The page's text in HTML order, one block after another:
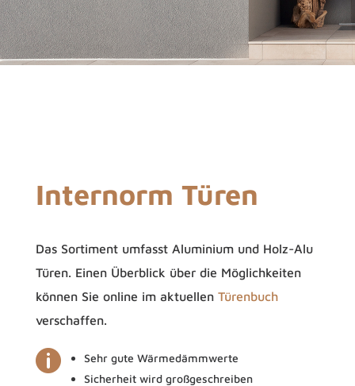
Internorm Türen
Das Sortiment umfasst Aluminium und Holz-Alu
Türen. Einen Überblick über die Möglichkeiten
können Sie online im aktuellen Türenbuch
verschaffen.

Sehr gute Wärmedämmwerte
Sicherheit wird großgeschreiben